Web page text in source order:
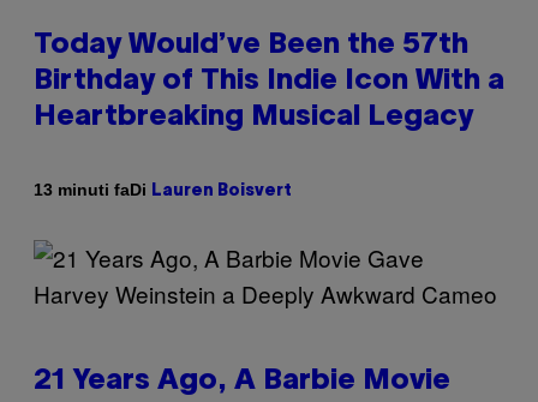
Today Would’ve Been the 57th
Birthday of This Indie Icon With a
Heartbreaking Musical Legacy
13 minuti faDi Lauren Boisvert
21 Years Ago, A Barbie Movie